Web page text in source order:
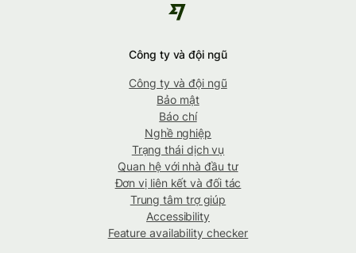
Công ty và đội ngũ
Công ty và đội ngũ
Bảo mật
Báo chí
Nghề nghiệp
Trạng thái dịch vụ
Quan hệ với nhà đầu tư
Đơn vị liên kết và đối tác
Trung tâm trợ giúp
Accessibility
Feature availability checker